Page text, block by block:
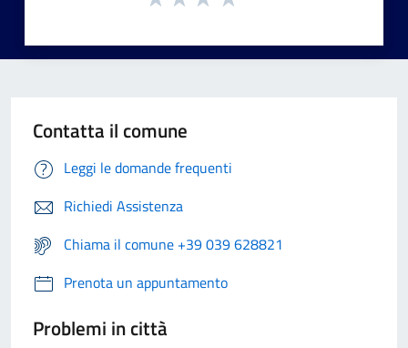
Contatta il comune
Leggi le domande frequenti
Richiedi Assistenza
Chiama il comune +39 039 628821
Prenota un appuntamento
Problemi in città